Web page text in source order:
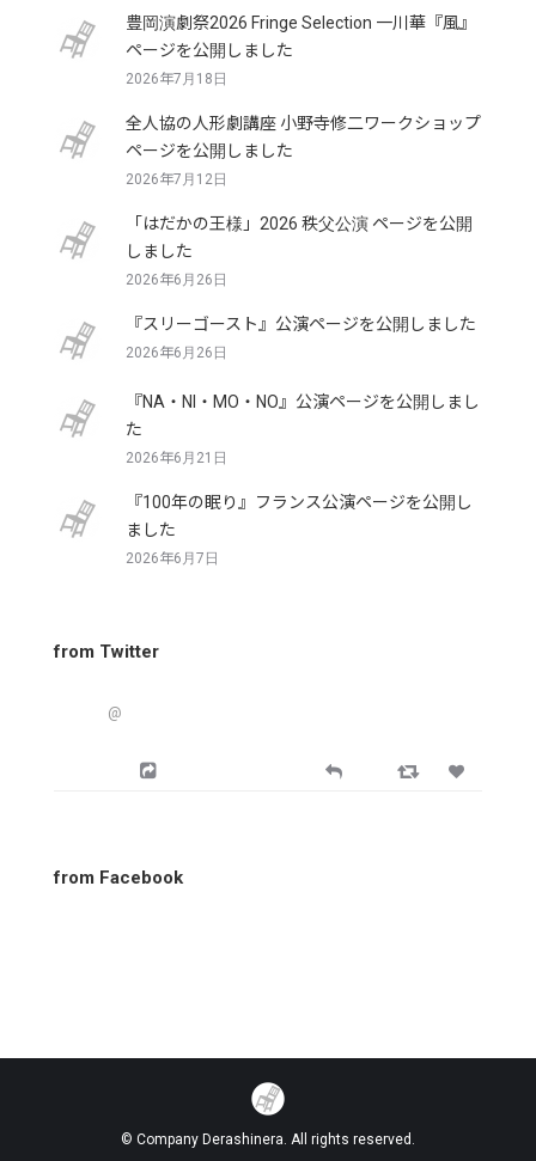
豊岡演劇祭2026 Fringe Selection 一川華『風』
ページを公開しました
2026年7月18日
全人協の人形劇講座 小野寺修二ワークショップ
ページを公開しました
2026年7月12日
「はだかの王様」2026 秩父公演 ページを公開
しました
2026年6月26日
『スリーゴースト』公演ページを公開しました
2026年6月26日
『NA・NI・MO・NO』公演ページを公開しまし
た
2026年6月21日
『100年の眠り』フランス公演ページを公開し
ました
2026年6月7日
from Twitter
@
from Facebook
© Company Derashinera. All rights reserved.